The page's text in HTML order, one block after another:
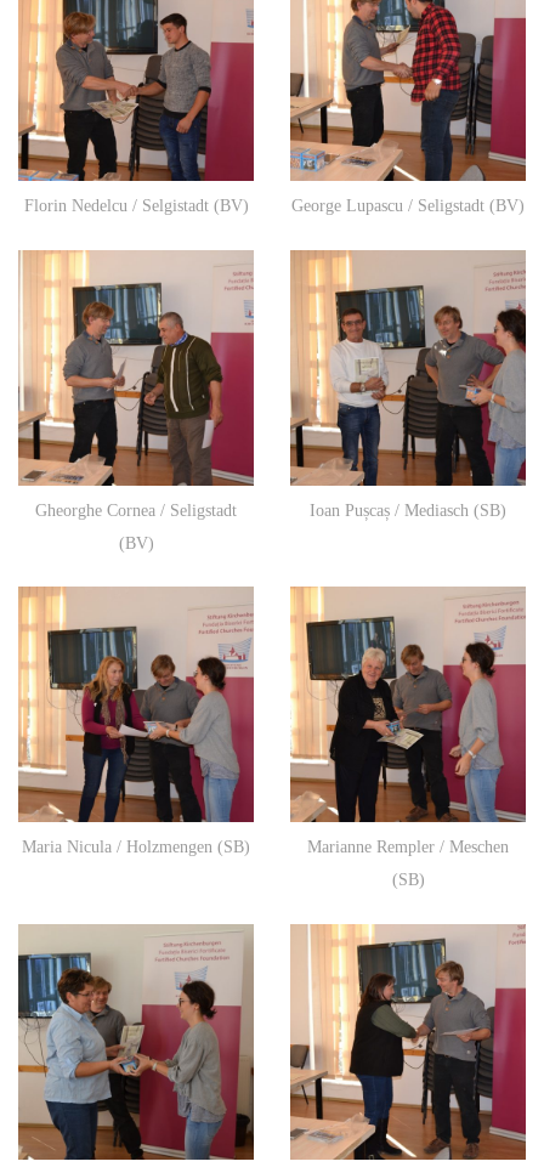
Florin Nedelcu / Selgistadt (BV) George Lupascu / Seligstadt (BV)
Gheorghe Cornea / Seligstadt
(BV)
Ioan Pușcaș / Mediasch (SB)
Maria Nicula / Holzmengen (SB)
Marianne Rempler / Meschen
(SB)